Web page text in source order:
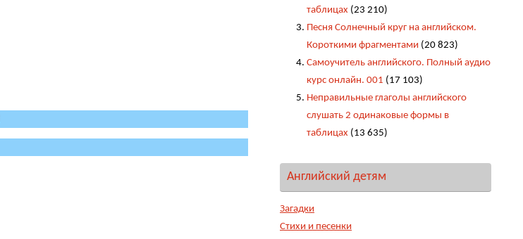
таблицах (23 210)
Песня Солнечный круг на английском.
Короткими фрагментами (20 823)
Самоучитель английского. Полный аудио
курс онлайн. 001 (17 103)
Неправильные глаголы английского
слушать 2 одинаковые формы в
таблицах (13 635)
Английский детям
Загадки
Стихи и песенки